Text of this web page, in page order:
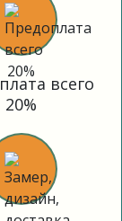
всего
20%